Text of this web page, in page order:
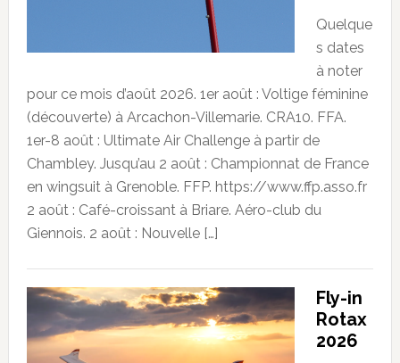
Quelque
s dates
à noter
pour ce mois d’août 2026. 1er août : Voltige féminine
(découverte) à Arcachon-Villemarie. CRA10. FFA.
1er-8 août : Ultimate Air Challenge à partir de
Chambley. Jusqu’au 2 août : Championnat de France
en wingsuit à Grenoble. FFP. https://www.ffp.asso.fr
2 août : Café-croissant à Briare. Aéro-club du
Giennois. 2 août : Nouvelle […]
Fly-in
Rotax
2026